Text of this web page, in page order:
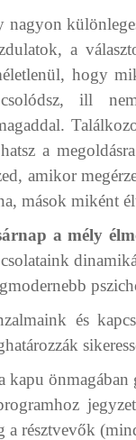
nagyon
a
hogy
ill
a
amikor
mások miként
a mély
és
kapu önmagában
a résztvevők